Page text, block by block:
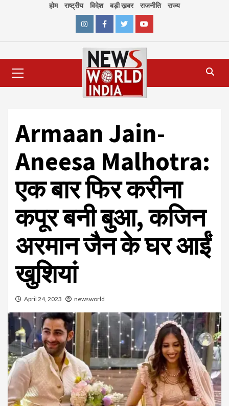
होम राष्ट्रीय विदेश बड़ी ख़बर राजनीति राज्य
InstagramFacebookTwitterYoutube
Menu
Armaan Jain-
Aneesa Malhotra:
एक बार फिर करीना
कपूर बनी बुआ, कजिन
अरमान जैन के घर आईं
खुशियां
April 24, 2023 newsworld